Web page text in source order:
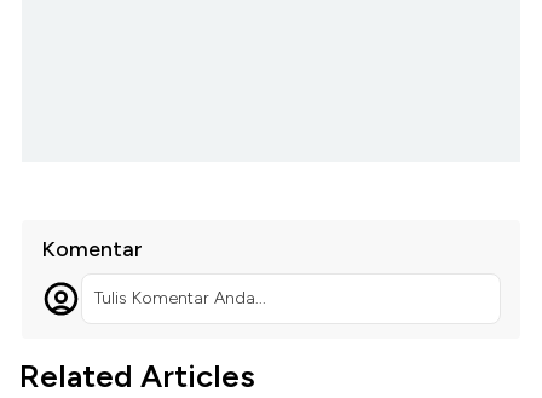
Komentar
Tulis Komentar Anda...
Related Articles